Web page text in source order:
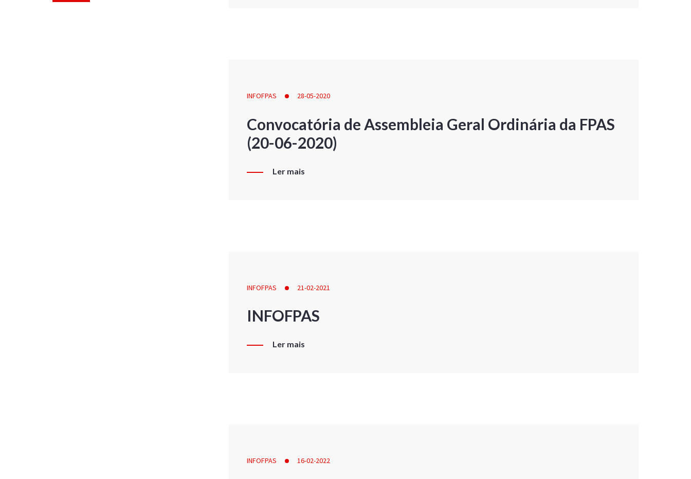
INFOFPAS 28-05-2020
Convocatória de Assembleia Geral Ordinária da FPAS
(20-06-2020)
Ler mais
INFOFPAS 21-02-2021
INFOFPAS
Ler mais
INFOFPAS 16-02-2022